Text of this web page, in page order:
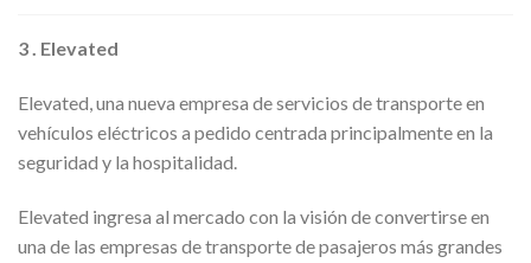
3 . Elevated
Elevated, una nueva empresa de servicios de transporte en
vehículos eléctricos a pedido centrada principalmente en la
seguridad y la hospitalidad.
Elevated ingresa al mercado con la visión de convertirse en
una de las empresas de transporte de pasajeros más grandes